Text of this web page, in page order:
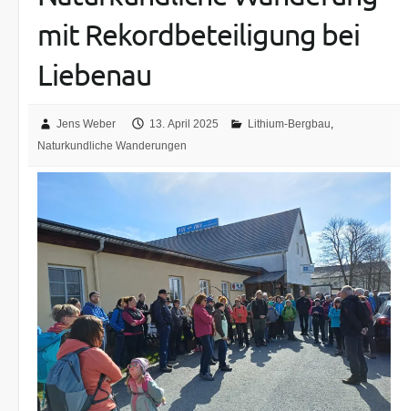
mit Rekordbeteiligung bei
Liebenau
Jens Weber 13. April 2025 Lithium-Bergbau,
Naturkundliche Wanderungen